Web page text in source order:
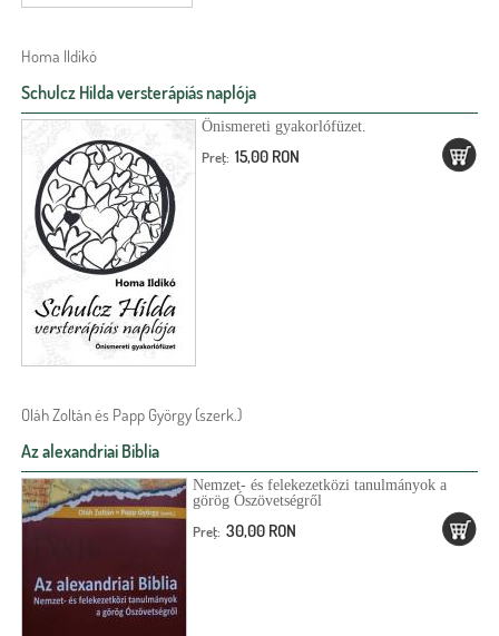
Homa Ildikó
Schulcz Hilda versterápiás naplója
Önismereti gyakorlófüzet.
Preţ: 15,00 RON
Oláh Zoltán és Papp György (szerk.)
Az alexandriai Biblia
Nemzet- és felekezetközi tanulmányok a
görög Ószövetségről
Preţ: 30,00 RON